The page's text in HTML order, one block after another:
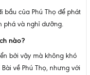
bầu của Phú Thọ để phát
phá và nghỉ dưỡng.
nào?
bởi vậy mà không khó
về Phú Thọ, nhưng với